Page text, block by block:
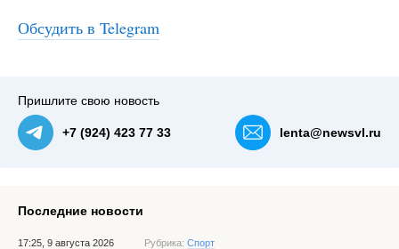
Обсудить в Telegram
Пришлите свою новость
+7 (924) 423 77 33 lenta@newsvl.ru
Последние новости
17:25, 9 августа 2026 Рубрика: Спорт